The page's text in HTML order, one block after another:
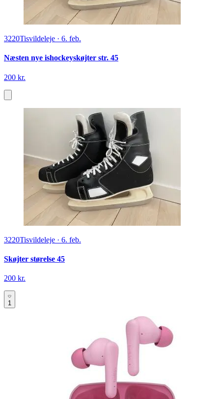
3220Tisvildeleje · 6. feb.
Næsten nye ishockeyskøjter str. 45
200 kr.
3220Tisvildeleje · 6. feb.
Skøjter størelse 45
200 kr.
1